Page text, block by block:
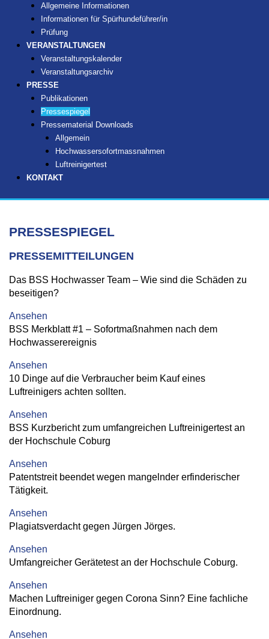
Allgemeine Informationen
Informationen für Spürhundeführer/in
Prüfung
VERANSTALTUNGEN
Veranstaltungskalender
Veranstaltungsarchiv
PRESSE
Publikationen
Pressespiegel
Pressematerial Downloads
Allgemein
Hochwassersofortmassnahmen
Luftreinigertest
KONTAKT
PRESSESPIEGEL
PRESSEMITTEILUNGEN
Das BSS Hochwasser Team – Wie sind die Schäden zu
beseitigen?
Ansehen
BSS Merkblatt #1 – Sofortmaßnahmen nach dem
Hochwasserereignis
Ansehen
10 Dinge auf die Verbraucher beim Kauf eines
Luftreinigers achten sollten.
Ansehen
BSS Kurzbericht zum umfangreichen Luftreinigertest an
der Hochschule Coburg
Ansehen
Patentstreit beendet wegen mangelnder erfinderischer
Tätigkeit.
Ansehen
Plagiatsverdacht gegen Jürgen Jörges.
Ansehen
Umfangreicher Gerätetest an der Hochschule Coburg.
Ansehen
Machen Luftreiniger gegen Corona Sinn? Eine fachliche
Einordnung.
Ansehen